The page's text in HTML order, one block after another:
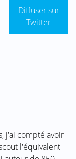
Diffuser sur
Twitter
j'ai compté avoir
l'équivalent